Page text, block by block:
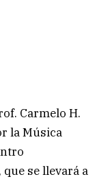
Carmelo H.
la Música
se llevará a